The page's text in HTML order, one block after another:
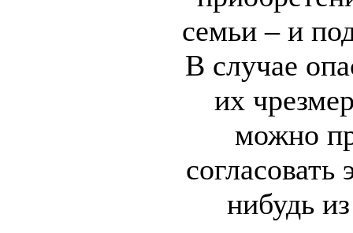
семьи – и
В случае
их
можно
согласовать
нибудь